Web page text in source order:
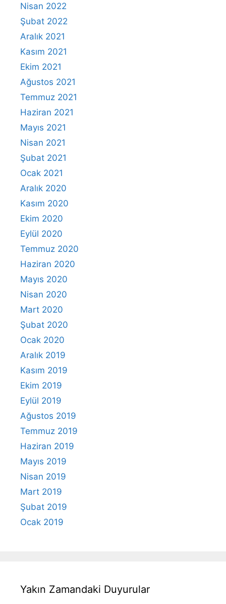
Nisan 2022
Şubat 2022
Aralık 2021
Kasım 2021
Ekim 2021
Ağustos 2021
Temmuz 2021
Haziran 2021
Mayıs 2021
Nisan 2021
Şubat 2021
Ocak 2021
Aralık 2020
Kasım 2020
Ekim 2020
Eylül 2020
Temmuz 2020
Haziran 2020
Mayıs 2020
Nisan 2020
Mart 2020
Şubat 2020
Ocak 2020
Aralık 2019
Kasım 2019
Ekim 2019
Eylül 2019
Ağustos 2019
Temmuz 2019
Haziran 2019
Mayıs 2019
Nisan 2019
Mart 2019
Şubat 2019
Ocak 2019
Yakın Zamandaki Duyurular